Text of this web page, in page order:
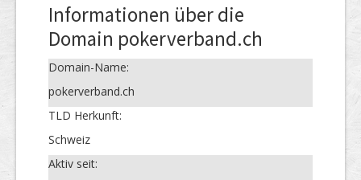
Informationen über die
Domain pokerverband.ch
Domain-Name:
pokerverband.ch
TLD Herkunft:
Schweiz
Aktiv seit: